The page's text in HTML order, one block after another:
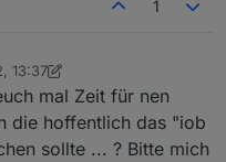
1
13:37
2. Aug. 2022, 16:19
mal Zeit für nen
die hoffentlich das "iob
sollte ... ? Bitte mich